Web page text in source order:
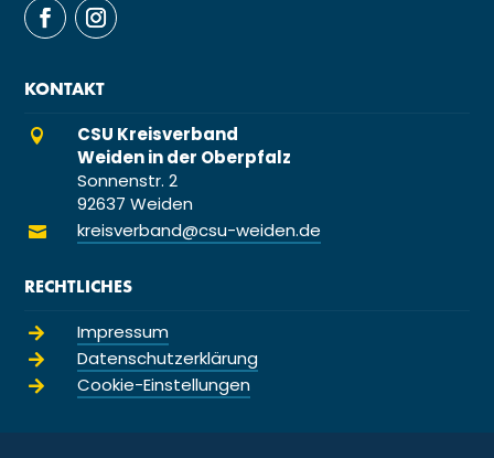
KONTAKT

CSU Kreisverband
Weiden in der Oberpfalz
Sonnenstr. 2
92637 Weiden
 kreisverband@csu-weiden.de
RECHTLICHES
 Impressum
 Datenschutzerklärung
 Cookie-Einstellungen